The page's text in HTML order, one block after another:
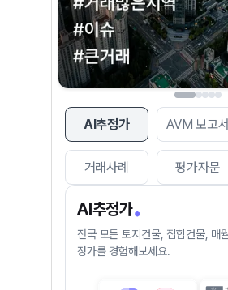
AI추정가 AVM 보고서
거래사례 평가자문
AI추정가
전국 모든 토지건물, 집합건물, 매
정가를 경험해보세요.